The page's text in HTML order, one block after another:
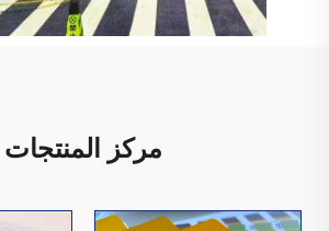
مركز المنتجات